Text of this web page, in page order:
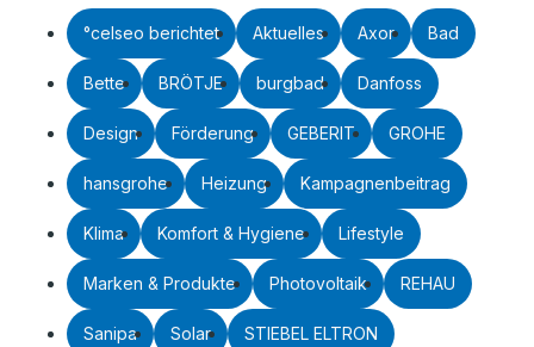
°celseo berichtet Aktuelles Axor Bad
Bette BRÖTJE burgbad Danfoss
Design Förderung GEBERIT GROHE
hansgrohe Heizung Kampagnenbeitrag
Klima Komfort & Hygiene Lifestyle
Marken & Produkte Photovoltaik REHAU
Sanipa Solar STIEBEL ELTRON